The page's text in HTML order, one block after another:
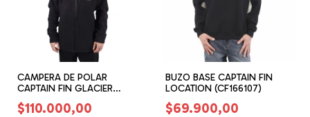
CAMPERA DE POLAR
CAPTAIN FIN GLACIER
(CF156306)
$110.000,00
BUZO BASE CAPTAIN FIN
LOCATION (CF166107)
$69.900,00